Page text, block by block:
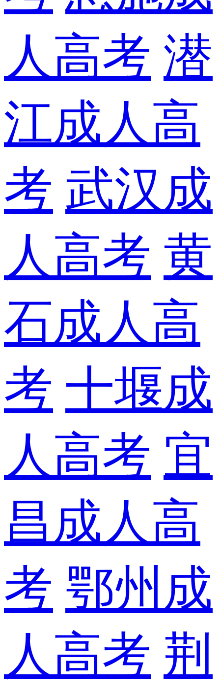
人高考 潜
江成人高
考 武汉成
人高考 黄
石成人高
考 十堰成
人高考 宜
昌成人高
考 鄂州成
人高考 荆